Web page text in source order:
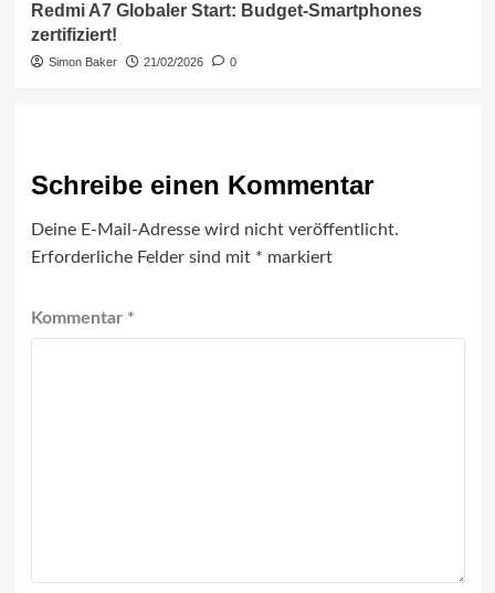
Redmi A7 Globaler Start: Budget-Smartphones
zertifiziert!
Simon Baker 21/02/2026 0
Schreibe einen Kommentar
Deine E-Mail-Adresse wird nicht veröffentlicht.
Erforderliche Felder sind mit * markiert
Kommentar *